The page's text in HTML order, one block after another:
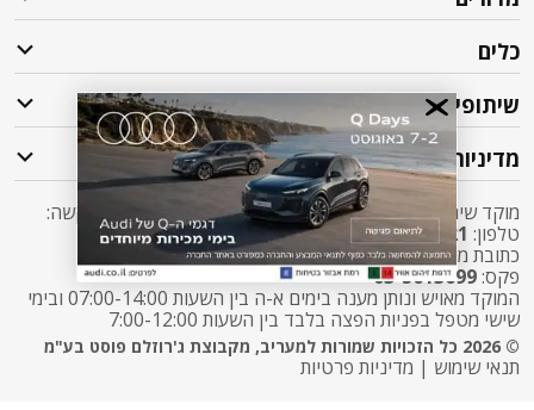
כלים
שיתופי פעולה
מדיניות
מוקד שירות לקוחות מעריב אליו ניתן לפנות בכל שאלה או בקשה:
טלפון: 2421* שלוחה 5 מעריב או
03-7619056
כתובת מייל:sherut@maariv.co.il
פקס:03-5613699
המוקד מאויש ונותן מענה בימים א-ה בין השעות 07:00-14:00 ובימי
שישי מטפל בפניות הפצה בלבד בין השעות 7:00-12:00
© 2026 כל הזכויות שמורות למעריב, מקבוצת ג'רוזלם פוסט בע"מ
תנאי שימוש | מדיניות פרטיות